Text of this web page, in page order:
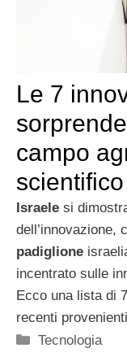
Le 7
campo
scientifico
Israele si
dell’innovazione,
padiglione
incentrato sulle
Ecco una lista di
recenti
Categorie
Tecnologia